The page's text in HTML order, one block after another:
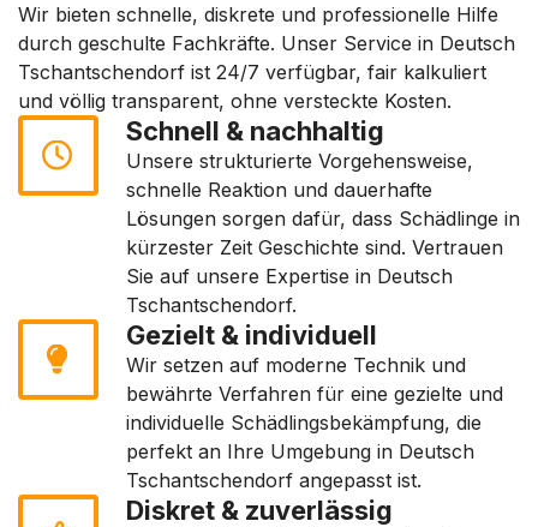
Wir bieten schnelle, diskrete und professionelle Hilfe
durch geschulte Fachkräfte. Unser Service in Deutsch
Tschantschendorf ist 24/7 verfügbar, fair kalkuliert
und völlig transparent, ohne versteckte Kosten.
Schnell & nachhaltig
Unsere strukturierte Vorgehensweise,
schnelle Reaktion und dauerhafte
Lösungen sorgen dafür, dass Schädlinge in
kürzester Zeit Geschichte sind. Vertrauen
Sie auf unsere Expertise in Deutsch
Tschantschendorf.
Gezielt & individuell
Wir setzen auf moderne Technik und
bewährte Verfahren für eine gezielte und
individuelle Schädlingsbekämpfung, die
perfekt an Ihre Umgebung in Deutsch
Tschantschendorf angepasst ist.
Diskret & zuverlässig